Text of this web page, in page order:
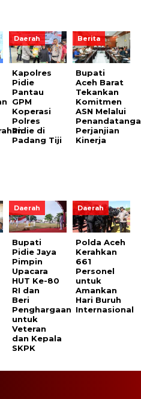
Daerah
Kapolres
Pidie
Pantau
GPM
Koperasi
Polres
Pidie di
Padang Tiji
Berita
Bupati
Aceh Barat
Tekankan
Komitmen
ASN Melalui
Perjanjian
Kinerja
Daerah
Bupati
Pidie Jaya
Pimpin
Upacara
HUT Ke-80
RI dan
Beri
Penghargaan
untuk
Veteran
dan Kepala
SKPK
Daerah
Polda Aceh
Kerahkan
661
Personel
untuk
Amankan
Hari Buruh
Internasional